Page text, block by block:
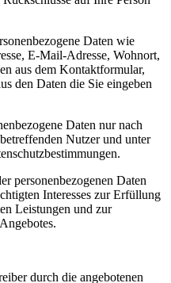
Daten wie
E-Mail-Adresse, Wohnort,
aus dem Kontaktformular,
den Daten die Sie eingeben
Daten nur nach
Nutzer und unter
personenbezogenen Daten
Interesses zur Erfüllung
Leistungen und zur
durch die angebotenen